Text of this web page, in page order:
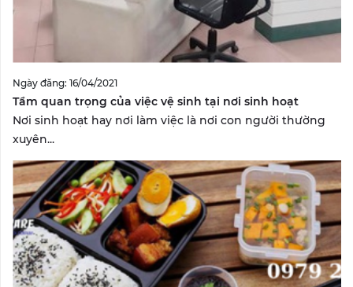
Ngày đăng: 16/04/2021
Tầm quan trọng của việc vệ sinh tại nơi sinh hoạt
Nơi sinh hoạt hay nơi làm việc là nơi con người thường
xuyên...